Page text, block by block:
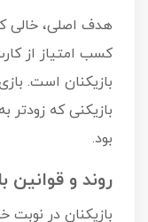
هدف اصلی، خالی
کسب امتیاز از
بازیکنان است.
بازیکنی که زودتر
بود.
روند و قوانین
بازیکنان در نوبت